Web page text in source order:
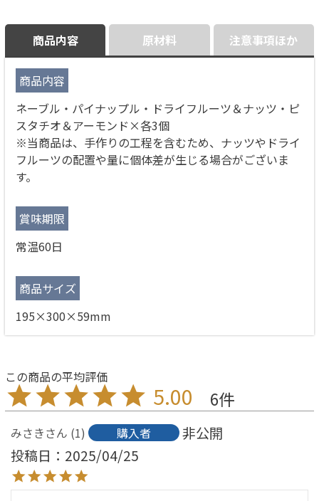
商品内容
商品内容
ネーブル・パイナップル・ドライフルーツ＆ナッツ・ピ
スタチオ＆アーモンド×各3個
※当商品は、手作りの工程を含むため、ナッツやドライ
フルーツの配置や量に個体差が生じる場合がございま
す。
賞味期限
常温60日
商品サイズ
195×300×59mm
原材料 注意事項ほか
5.00 6
みさき 1 購入者
非公開
投稿日
2025/04/25